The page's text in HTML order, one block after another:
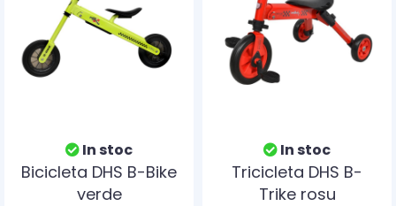
In stoc
Bicicleta DHS B-Bike
verde
In stoc
Tricicleta DHS B-
Trike rosu